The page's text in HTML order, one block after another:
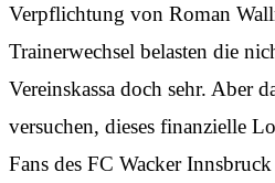
Verpflichtung von Roman
Trainerwechsel belasten die
Vereinskassa doch sehr. Aber
versuchen, dieses finanzielle
Fans des FC Wacker